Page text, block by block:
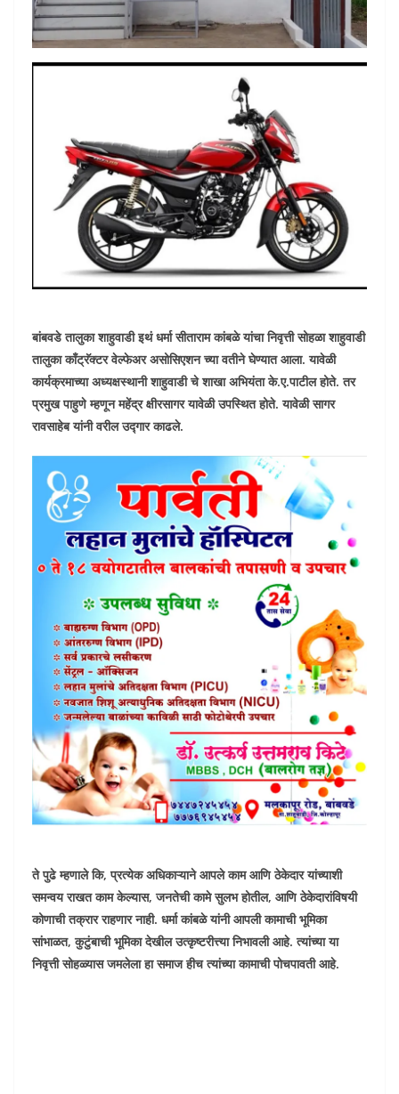
बांबवडे तालुका शाहुवाडी इथं धर्मा सीताराम कांबळे यांचा निवृत्ती सोहळा शाहुवाडी
तालुका काँट्रॅक्टर वेल्फेअर असोसिएशन च्या वतीने घेण्यात आला. यावेळी
कार्यक्रमाच्या अध्यक्षस्थानी शाहुवाडी चे शाखा अभियंता के.ए.पाटील होते. तर
प्रमुख पाहुणे म्हणून महेंद्र क्षीरसागर यावेळी उपस्थित होते. यावेळी सागर
रावसाहेब यांनी वरील उद्गार काढले.
ते पुढे म्हणाले कि, प्रत्येक अधिकाऱ्याने आपले काम आणि ठेकेदार यांच्याशी
समन्वय राखत काम केल्यास, जनतेची कामे सुलभ होतील, आणि ठेकेदारांविषयी
कोणाची तक्रार राहणार नाही. धर्मा कांबळे यांनी आपली कामाची भूमिका
सांभाळत, कुटुंबाची भूमिका देखील उत्कृष्टरीत्त्या निभावली आहे. त्यांच्या या
निवृत्ती सोहळ्यास जमलेला हा समाज हीच त्यांच्या कामाची पोचपावती आहे.